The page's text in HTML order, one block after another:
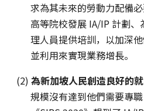
求為其未來的勞動力配備
高等院校發展 IA/IP 計劃
理人員提供培訓，以加深他
並利用來實現業務增長。
(2) 為新加坡人民創造良好的就
規模沒有達到他們需要專職